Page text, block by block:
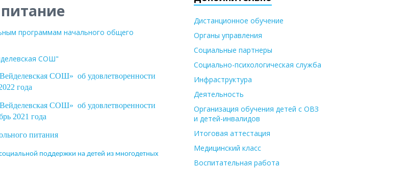
программам начального общего
СОШ"
СОШ» об удовлетворенности
года
СОШ» об удовлетворенности
2021 года
питания
поддержки на детей из многодетных
Дистанционное обучение
Органы управления
Социальные партнеры
Социально-психологическая служба
Инфраструктура
Деятельность
Организация обучения детей с ОВЗ
и детей-инвалидов
Итоговая аттестация
Медицинский класс
Воспитательная работа